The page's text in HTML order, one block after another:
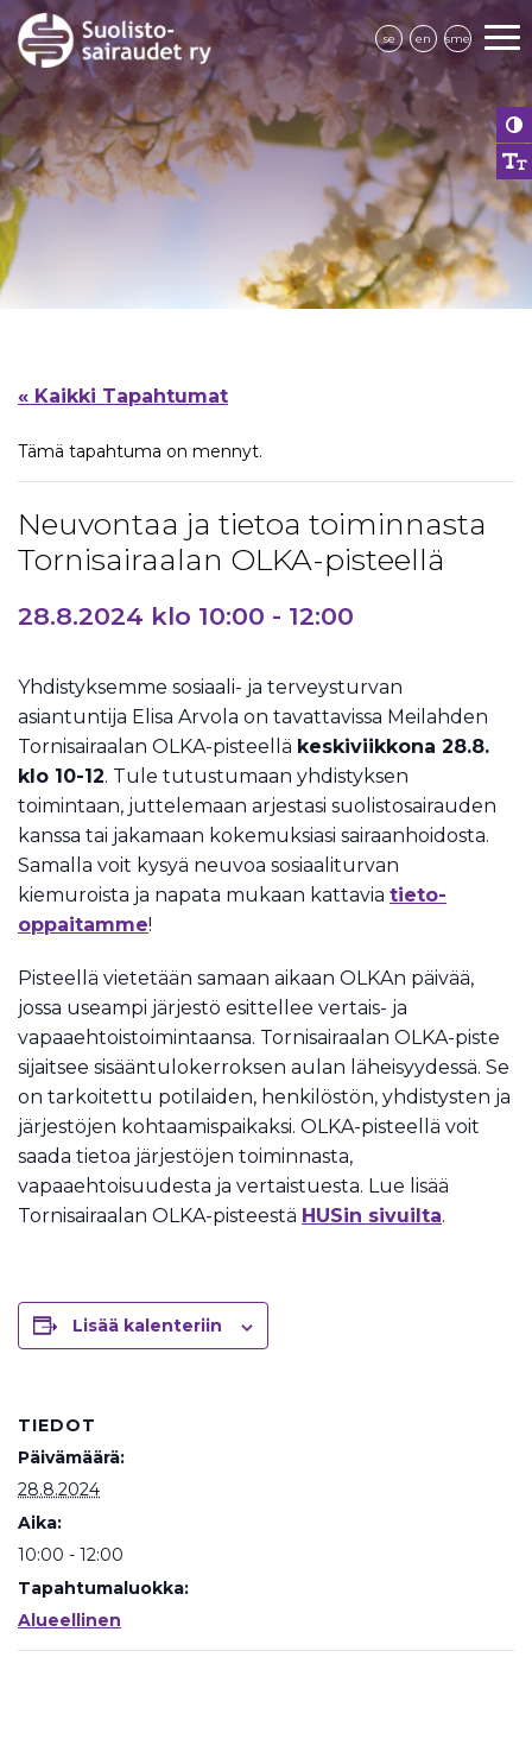
se en sme
« Kaikki Tapahtumat
Tämä tapahtuma on mennyt.
Neuvontaa ja tietoa toiminnasta
Tornisairaalan OLKA-pisteellä
28.8.2024 klo 10:00 - 12:00
Yhdistyksemme sosiaali- ja terveysturvan
asiantuntija Elisa Arvola on tavattavissa Meilahden
Tornisairaalan OLKA-pisteellä keskiviikkona 28.8.
klo 10-12. Tule tutustumaan yhdistyksen
toimintaan, juttelemaan arjestasi suolistosairauden
kanssa tai jakamaan kokemuksiasi sairaanhoidosta.
Samalla voit kysyä neuvoa sosiaaliturvan
kiemuroista ja napata mukaan kattavia tieto-
oppaitamme!
Pisteellä vietetään samaan aikaan OLKAn päivää,
jossa useampi järjestö esittellee vertais- ja
vapaaehtoistoimintaansa. Tornisairaalan OLKA-piste
sijaitsee sisääntulokerroksen aulan läheisyydessä. Se
on tarkoitettu potilaiden, henkilöstön, yhdistysten ja
järjestöjen kohtaamispaikaksi. OLKA-pisteellä voit
saada tietoa järjestöjen toiminnasta,
vapaaehtoisuudesta ja vertaistuesta. Lue lisää
Tornisairaalan OLKA-pisteestä HUSin sivuilta.
Lisää kalenteriin
TIEDOT
Päivämäärä:
28.8.2024
Aika:
10:00 - 12:00
Tapahtumaluokka:
Alueellinen